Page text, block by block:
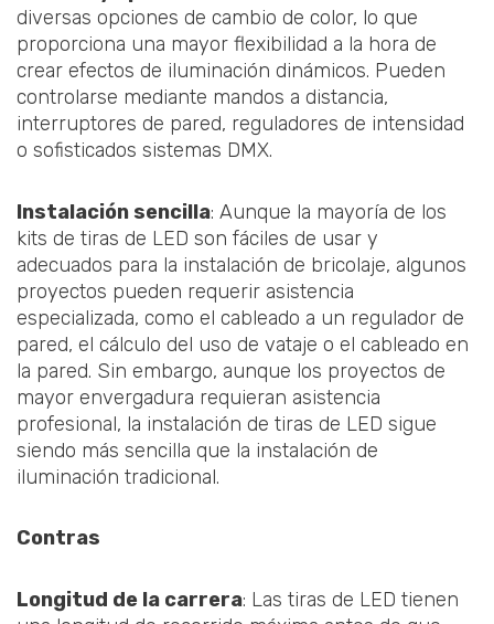
diversas opciones de cambio de color, lo que
proporciona una mayor flexibilidad a la hora de
crear efectos de iluminación dinámicos. Pueden
controlarse mediante mandos a distancia,
interruptores de pared, reguladores de intensidad
o sofisticados sistemas DMX.
Instalación sencilla: Aunque la mayoría de los
kits de tiras de LED son fáciles de usar y
adecuados para la instalación de bricolaje, algunos
proyectos pueden requerir asistencia
especializada, como el cableado a un regulador de
pared, el cálculo del uso de vataje o el cableado en
la pared. Sin embargo, aunque los proyectos de
mayor envergadura requieran asistencia
profesional, la instalación de tiras de LED sigue
siendo más sencilla que la instalación de
iluminación tradicional.
Contras
Longitud de la carrera: Las tiras de LED tienen